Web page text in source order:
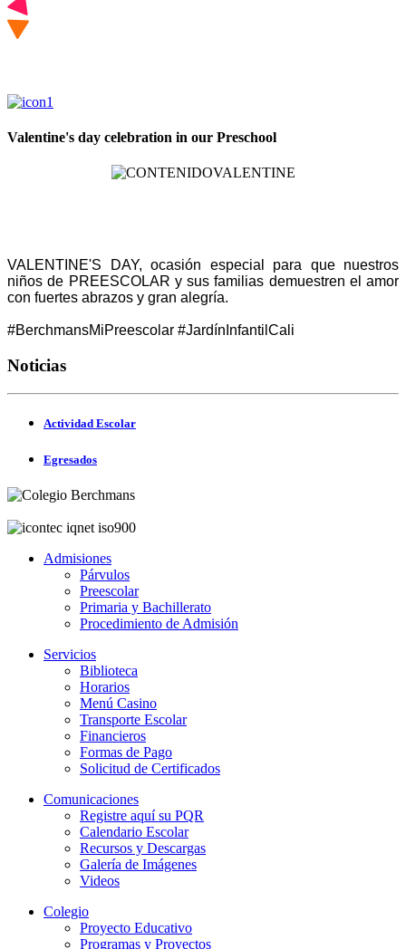
Valentine's day celebration in our Preschool
VALENTINE'S DAY, ocasión especial para que nuestros
niños de PREESCOLAR y sus familias demuestren el amor
con fuertes abrazos y gran alegría.
#BerchmansMiPreescolar #JardínInfantilCali
Noticias
Actividad Escolar
Egresados
Admisiones
Párvulos
Preescolar
Primaria y Bachillerato
Procedimiento de Admisión
Servicios
Biblioteca
Horarios
Menú Casino
Transporte Escolar
Financieros
Formas de Pago
Solicitud de Certificados
Comunicaciones
Registre aquí su PQR
Calendario Escolar
Recursos y Descargas
Galería de Imágenes
Videos
Colegio
Proyecto Educativo
Programas y Proyectos